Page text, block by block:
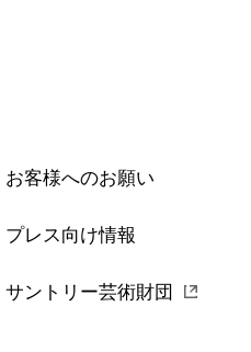
お客様へのお願い
プレス向け情報
サントリー芸術財団